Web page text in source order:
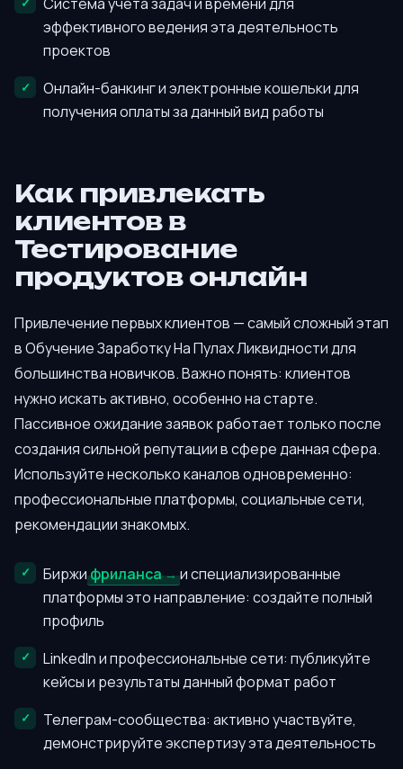
эффективного ведения эта деятельность
проектов
Онлайн-банкинг и электронные кошельки для
получения оплаты за данный вид работы
Как привлекать
клиентов в
Тестирование
продуктов онлайн
Привлечение первых клиентов — самый сложный этап
в Обучение Заработку На Пулах Ликвидности для
большинства новичков. Важно понять: клиентов
нужно искать активно, особенно на старте.
Пассивное ожидание заявок работает только после
создания сильной репутации в сфере данная сфера.
Используйте несколько каналов одновременно:
профессиональные платформы, социальные сети,
рекомендации знакомых.
Биржифриланса
и специализированные
платформы это направление: создайте полный
профиль
LinkedIn и профессиональные сети: публикуйте
кейсы и результаты данный формат работ
Телеграм-сообщества: активно участвуйте,
демонстрируйте экспертизу эта деятельность